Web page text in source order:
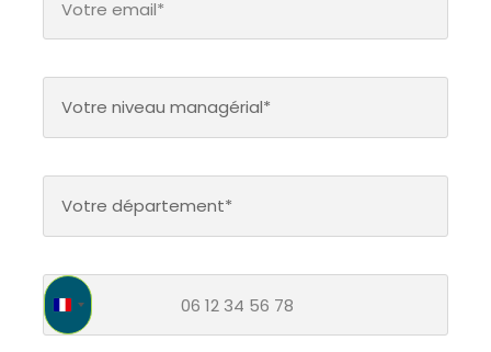
Votre niveau managérial*
Votre département*
France +33